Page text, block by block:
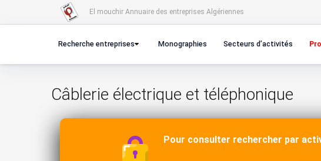
El mouchir Annuaire des entreprises Algériennes
Recherche entreprises Monographies Secteurs d’activités
Câblerie électrique et téléphonique
Pour consulter rechercher par